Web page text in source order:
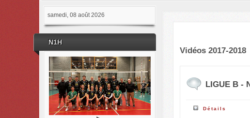
samedi, 08 août 2026
N1H
Vidéos 2017-2018
LIGUE B -
Détails